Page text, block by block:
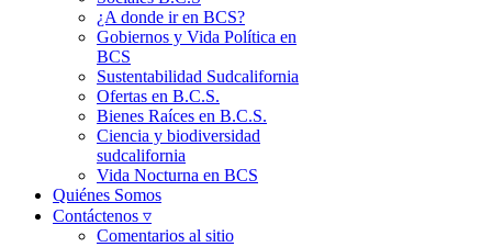
¿A donde ir en BCS?
Gobiernos y Vida Política en
BCS
Sustentabilidad Sudcalifornia
Ofertas en B.C.S.
Bienes Raíces en B.C.S.
Ciencia y biodiversidad
sudcalifornia
Vida Nocturna en BCS
Quiénes Somos
Contáctenos ▿
Comentarios al sitio